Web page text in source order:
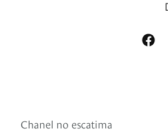
Chanel no escatima